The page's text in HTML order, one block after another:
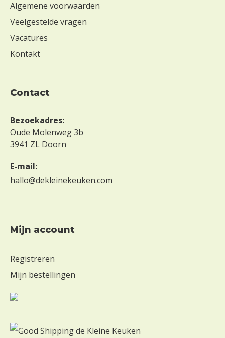
Algemene voorwaarden
Veelgestelde vragen
Vacatures
Kontakt
contact
Bezoekadres:
Oude Molenweg 3b
3941 ZL Doorn
E-mail:
hallo@dekleinekeuken.com
mijn account
Registreren
Mijn bestellingen